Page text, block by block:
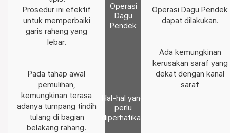
Prosedur ini efektif
untuk memperbaiki
garis rahang yang
lebar.
Pada tahap awal
pemulihan,
kemungkinan terasa
adanya tumpang tindih
tulang di bagian
belakang rahang.
Operasi
Dagu
Pendek
Hal-hal yang
perlu
diperhatikan
Operasi Dagu Pendek
dapat dilakukan.
Ada kemungkinan
kerusakan saraf yang
dekat dengan kanal
saraf